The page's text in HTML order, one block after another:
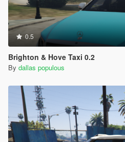
0.5
Brighton & Hove Taxi 0.2
By dallas populous